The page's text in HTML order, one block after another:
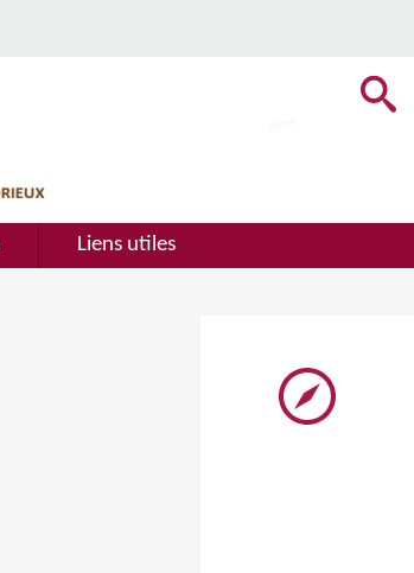
Liens utiles